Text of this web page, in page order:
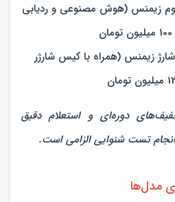
زیمنس (هوش مصنوعی و ردیابی
زیمنس (همراه با کیس شارژر
دوره‌ای و استعلام دقیق
تست شنوایی الزامی است.
مدل‌ها